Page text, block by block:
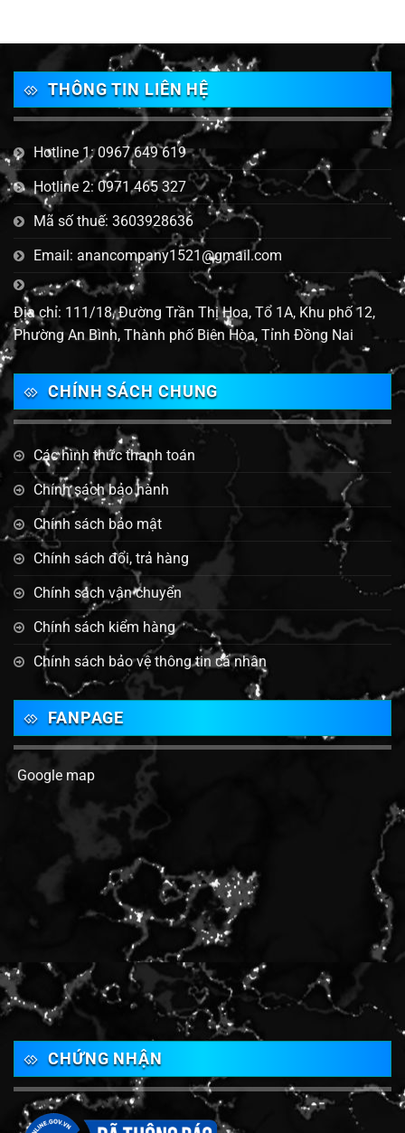
THÔNG TIN LIÊN HỆ
Hotline 1: 0967 649 619
Hotline 2: 0971 465 327
Mã số thuế: 3603928636
Email: anancompany1521@gmail.com
Địa chỉ: 111/18, Đường Trần Thị Hoa, Tổ 1A, Khu phố 12,
Phường An Bình, Thành phố Biên Hòa, Tỉnh Đồng Nai
CHÍNH SÁCH CHUNG
Các hình thức thanh toán
Chính sách bảo hành
Chính sách bảo mật
Chính sách đổi, trả hàng
Chính sách vận chuyển
Chính sách kiểm hàng
Chính sách bảo vệ thông tin cá nhân
FANPAGE
Google map
CHỨNG NHẬN